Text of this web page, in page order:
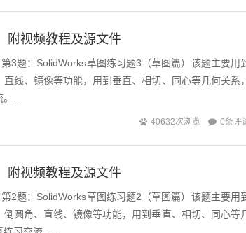
附视频教程及源文件
3题：SolidWorks草图练习题3（草图篇）该题主要用
线、镜像等功能，用到垂直、相切、同心等几何关系
...
40632次浏览 0条评
附视频教程及源文件
2题：SolidWorks草图练习题2（草图篇）该题主要用
圆角、直线、镜像等功能，用到垂直、相切、同心等